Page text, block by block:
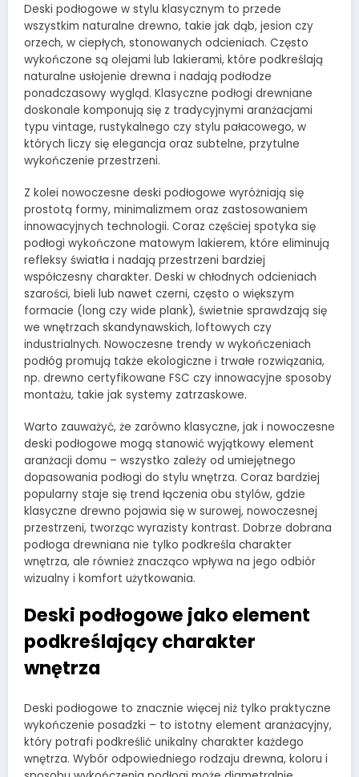
Deski podłogowe w stylu klasycznym to przede
wszystkim naturalne drewno, takie jak dąb, jesion czy
orzech, w ciepłych, stonowanych odcieniach. Często
wykończone są olejami lub lakierami, które podkreślają
naturalne usłojenie drewna i nadają podłodze
ponadczasowy wygląd. Klasyczne podłogi drewniane
doskonale komponują się z tradycyjnymi aranżacjami
typu vintage, rustykalnego czy stylu pałacowego, w
których liczy się elegancja oraz subtelne, przytulne
wykończenie przestrzeni.
Z kolei nowoczesne deski podłogowe wyróżniają się
prostotą formy, minimalizmem oraz zastosowaniem
innowacyjnych technologii. Coraz częściej spotyka się
podłogi wykończone matowym lakierem, które eliminują
refleksy światła i nadają przestrzeni bardziej
współczesny charakter. Deski w chłodnych odcieniach
szarości, bieli lub nawet czerni, często o większym
formacie (long czy wide plank), świetnie sprawdzają się
we wnętrzach skandynawskich, loftowych czy
industrialnych. Nowoczesne trendy w wykończeniach
podłóg promują także ekologiczne i trwałe rozwiązania,
np. drewno certyfikowane FSC czy innowacyjne sposoby
montażu, takie jak systemy zatrzaskowe.
Warto zauważyć, że zarówno klasyczne, jak i nowoczesne
deski podłogowe mogą stanowić wyjątkowy element
aranżacji domu – wszystko zależy od umiejętnego
dopasowania podłogi do stylu wnętrza. Coraz bardziej
popularny staje się trend łączenia obu stylów, gdzie
klasyczne drewno pojawia się w surowej, nowoczesnej
przestrzeni, tworząc wyrazisty kontrast. Dobrze dobrana
podłoga drewniana nie tylko podkreśla charakter
wnętrza, ale również znacząco wpływa na jego odbiór
wizualny i komfort użytkowania.
Deski podłogowe jako element
podkreślający charakter
wnętrza
Deski podłogowe to znacznie więcej niż tylko praktyczne
wykończenie posadzki – to istotny element aranżacyjny,
który potrafi podkreślić unikalny charakter każdego
wnętrza. Wybór odpowiedniego rodzaju drewna, koloru i